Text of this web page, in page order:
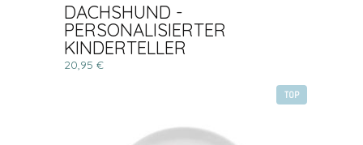
DACHSHUND -
PERSONALISIERTER
KINDERTELLER
20,95 €
TOP